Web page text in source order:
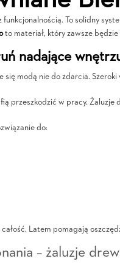
funkcjonalnością. To solidny
to materiał, który zawsze
nadające
się modą nie do zdarcia.
przeszkodzić w pracy. Żaluzje
do:
Latem pomagają
– żaluzje